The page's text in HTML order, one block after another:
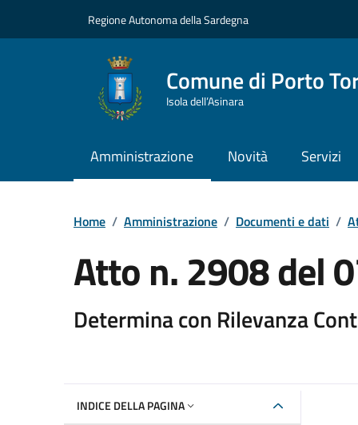
Regione Autonoma della Sardegna
Comune di Porto
Isola dell’Asinara
Amministrazione Novità Servizi
Home / Amministrazione / Documenti e dati /
Atto n. 2908 del
Determina con Rilevanza
INDICE DELLA PAGINA